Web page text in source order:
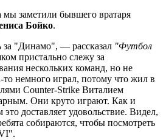
мы заметили бывшего вратаря
Бойко.
за "Динамо", — рассказал "Футбол
пристально слежу за
нескольких команд, но не
немного играл, потому что жил в
Counter-Strike Виталием
Они круто играют. Как и
доставляет удовольствие. Видел,
собираются, чтобы посмотреть